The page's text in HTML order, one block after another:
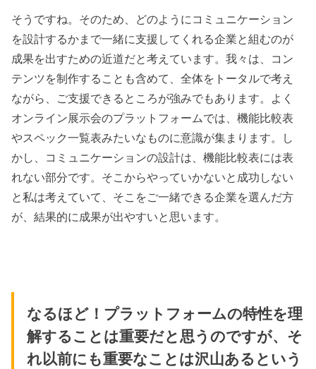
そうですね。そのため、どのようにコミュニケーション
を設計するかまで一緒に支援してくれる企業と組むのが
成果を出すための近道だと考えています。我々は、コン
テンツを制作することも含めて、全体をトータルで考え
ながら、ご支援できるところが強みでもあります。よく
オンライン展示会のプラットフォームでは、機能比較表
やスペック一覧表みたいなものに意識が集まります。し
かし、コミュニケーションの設計は、機能比較表には表
れない部分です。そこからやっていかないと成功しない
と私は考えていて、そこをご一緒できる企業を選んだ方
が、結果的に成果が出やすいと思います。
なるほど！プラットフォームの特性を理
解することは重要だと思うのですが、そ
れ以前にも重要なことは沢山あるという